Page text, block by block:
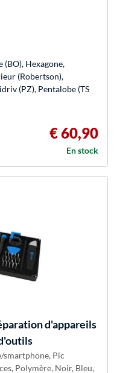
(BO), Hexagone,
(Robertson),
(PZ), Pentalobe (TS
€ 60,90
En stock
d'appareils
Pic
Polymère, Noir, Bleu,